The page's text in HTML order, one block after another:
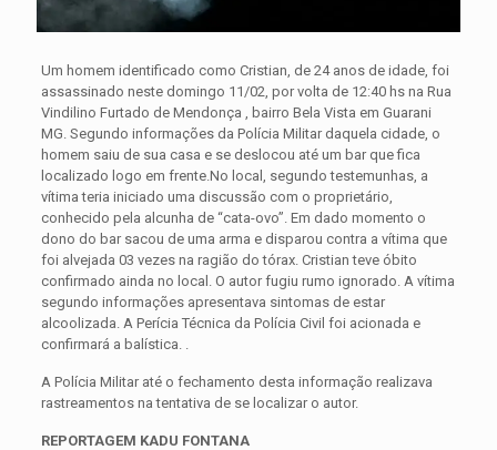
Um homem identificado como Cristian, de 24 anos de idade, foi
assassinado neste domingo 11/02, por volta de 12:40 hs na Rua
Vindilino Furtado de Mendonça , bairro Bela Vista em Guarani
MG. Segundo informações da Polícia Militar daquela cidade, o
homem saiu de sua casa e se deslocou até um bar que fica
localizado logo em frente.No local, segundo testemunhas, a
vítima teria iniciado uma discussão com o proprietário,
conhecido pela alcunha de “cata-ovo”. Em dado momento o
dono do bar sacou de uma arma e disparou contra a vítima que
foi alvejada 03 vezes na ragião do tórax. Cristian teve óbito
confirmado ainda no local. O autor fugiu rumo ignorado. A vítima
segundo informações apresentava sintomas de estar
alcoolizada. A Perícia Técnica da Polícia Civil foi acionada e
confirmará a balística. .
A Polícia Militar até o fechamento desta informação realizava
rastreamentos na tentativa de se localizar o autor.
REPORTAGEM KADU FONTANA